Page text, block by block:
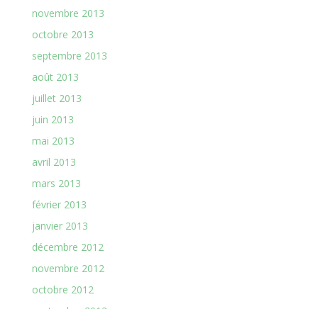
novembre 2013
octobre 2013
septembre 2013
août 2013
juillet 2013
juin 2013
mai 2013
avril 2013
mars 2013
février 2013
janvier 2013
décembre 2012
novembre 2012
octobre 2012